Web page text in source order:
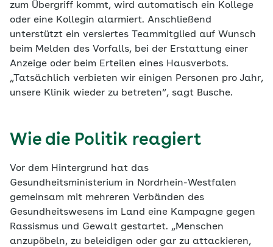
zum Übergriff kommt, wird automatisch ein Kollege
oder eine Kollegin alarmiert. Anschließend
unterstützt ein versiertes Teammitglied auf Wunsch
beim Melden des Vorfalls, bei der Erstattung einer
Anzeige oder beim Erteilen eines Hausverbots.
„Tatsächlich verbieten wir einigen Personen pro Jahr,
unsere Klinik wieder zu betreten“, sagt Busche.
Wie die Politik reagiert
Vor dem Hintergrund hat das
Gesundheitsministerium in Nordrhein-Westfalen
gemeinsam mit mehreren Verbänden des
Gesundheitswesens im Land eine Kampagne gegen
Rassismus und Gewalt gestartet. „Menschen
anzupöbeln, zu beleidigen oder gar zu attackieren,